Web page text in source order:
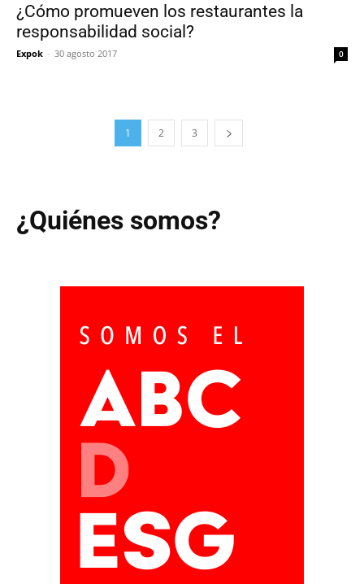
¿Cómo promueven los restaurantes la
responsabilidad social?
Expok - 30 agosto 2017 0
1 2 3
¿Quiénes somos?